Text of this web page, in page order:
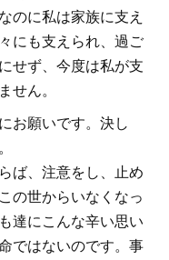
のに私は家族に支え
にも支えられ、過ご
せず、今度は私が支
せん。
お願いです。決し
ば、注意をし、止め
の世からいなくなっ
達にこんな辛い思い
ではないのです。事